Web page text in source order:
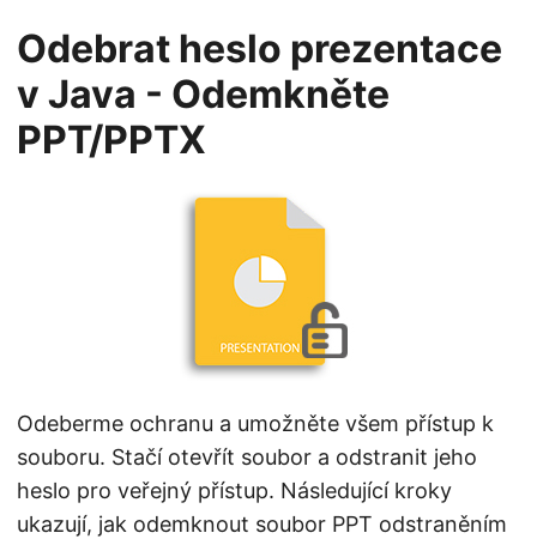
Odebrat heslo prezentace
v Java - Odemkněte
PPT/PPTX
Odeberme ochranu a umožněte všem přístup k
souboru. Stačí otevřít soubor a odstranit jeho
heslo pro veřejný přístup. Následující kroky
ukazují, jak odemknout soubor PPT odstraněním